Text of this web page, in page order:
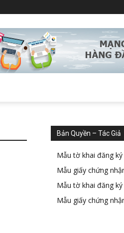
Bản Quyền – Tác Giả
Mẫu tờ khai đăng
Mẫu giấy chứng
Mẫu tờ khai đăng
Mẫu giấy chứng